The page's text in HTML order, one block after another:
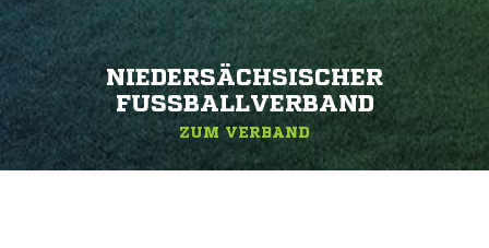
NIEDERSÄCHSISCHER
FUSSBALLVERBAND
ZUM VERBAND